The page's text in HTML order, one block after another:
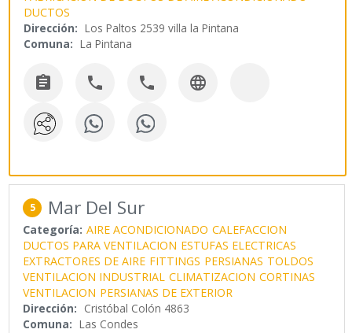
DUCTOS
Dirección: Los Paltos 2539 villa la Pintana
Comuna: La Pintana
   
5 Mar Del Sur
Categoría: AIRE ACONDICIONADO CALEFACCION
DUCTOS PARA VENTILACION ESTUFAS ELECTRICAS
EXTRACTORES DE AIRE FITTINGS PERSIANAS TOLDOS
VENTILACION INDUSTRIAL CLIMATIZACION CORTINAS
VENTILACION PERSIANAS DE EXTERIOR
Dirección: Cristóbal Colón 4863
Comuna: Las Condes